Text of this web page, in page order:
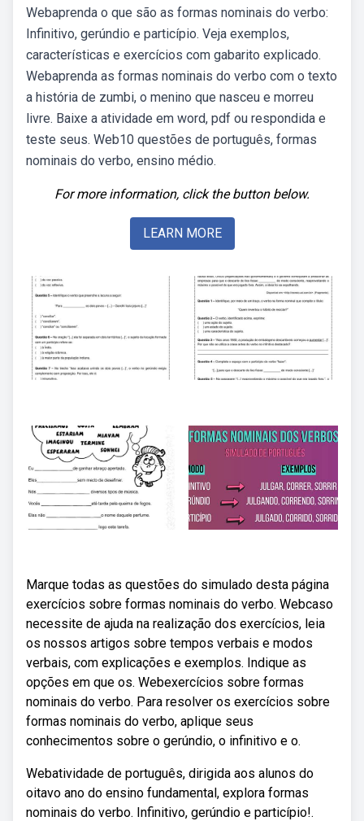
Webaprenda o que são as formas nominais do verbo:
Infinitivo, gerúndio e particípio. Veja exemplos,
características e exercícios com gabarito explicado.
Webaprenda as formas nominais do verbo com o texto
a história de zumbi, o menino que nasceu e morreu
livre. Baixe a atividade em word, pdf ou respondida e
teste seus. Web10 questões de português, formas
nominais do verbo, ensino médio.
For more information, click the button below.
LEARN MORE
Marque todas as questões do simulado desta página
exercícios sobre formas nominais do verbo. Webcaso
necessite de ajuda na realização dos exercícios, leia
os nossos artigos sobre tempos verbais e modos
verbais, com explicações e exemplos. Indique as
opções em que os. Webexercícios sobre formas
nominais do verbo. Para resolver os exercícios sobre
formas nominais do verbo, aplique seus
conhecimentos sobre o gerúndio, o infinitivo e o.
Webatividade de português, dirigida aos alunos do
oitavo ano do ensino fundamental, explora formas
nominais do verbo. Infinitivo, gerúndio e particípio!.